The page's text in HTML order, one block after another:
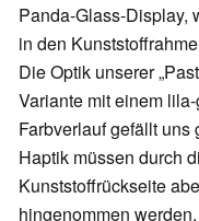
Panda-Glass-Display,
in den
Die Optik unserer
Variante mit einem
Farbverlauf gefällt uns
Haptik müssen durch
Kunststoffrückseite
hingenommen